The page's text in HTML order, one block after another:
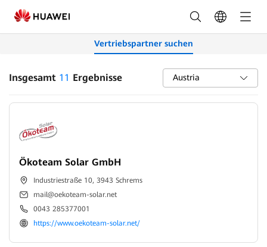
Finden
Sie
Photovoltaik-
Installateure
FusionSolar
Österreich
Vertriebspartner suchen
Insgesamt 11 Ergebnisse Austria
Ökoteam Solar GmbH
Industriestraße 10, 3943 Schrems
mail@oekoteam-solar.net
0043 285377001
https://www.oekoteam-solar.net/